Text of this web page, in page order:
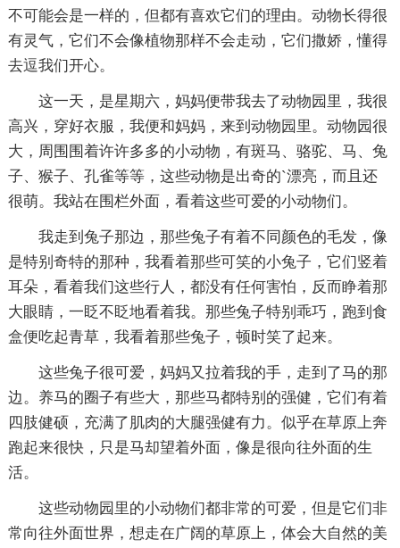
不可能会是一样的，但都有喜欢它们的理由。动物长得很
有灵气，它们不会像植物那样不会走动，它们撒娇，懂得
去逗我们开心。
这一天，是星期六，妈妈便带我去了动物园里，我很
高兴，穿好衣服，我便和妈妈，来到动物园里。动物园很
大，周围围着许许多多的小动物，有斑马、骆驼、马、兔
子、猴子、孔雀等等，这些动物是出奇的`漂亮，而且还
很萌。我站在围栏外面，看着这些可爱的小动物们。
我走到兔子那边，那些兔子有着不同颜色的毛发，像
是特别奇特的那种，我看着那些可笑的小兔子，它们竖着
耳朵，看着我们这些行人，都没有任何害怕，反而睁着那
大眼睛，一眨不眨地看着我。那些兔子特别乖巧，跑到食
盒便吃起青草，我看着那些兔子，顿时笑了起来。
这些兔子很可爱，妈妈又拉着我的手，走到了马的那
边。养马的圈子有些大，那些马都特别的强健，它们有着
四肢健硕，充满了肌肉的大腿强健有力。似乎在草原上奔
跑起来很快，只是马却望着外面，像是很向往外面的生
活。
这些动物园里的小动物们都非常的可爱，但是它们非
常向往外面世界，想走在广阔的草原上，体会大自然的美